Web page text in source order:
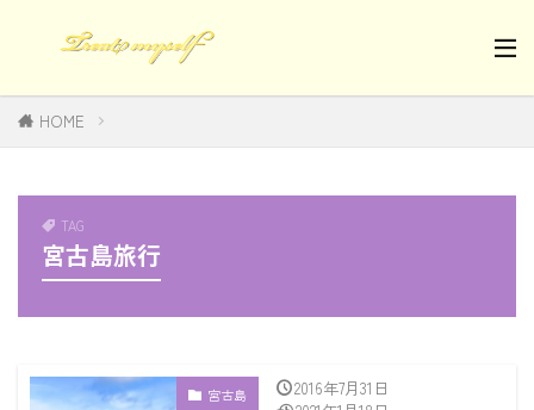
HOME
TAG
宮古島旅行
宮古島
2016年7月31日